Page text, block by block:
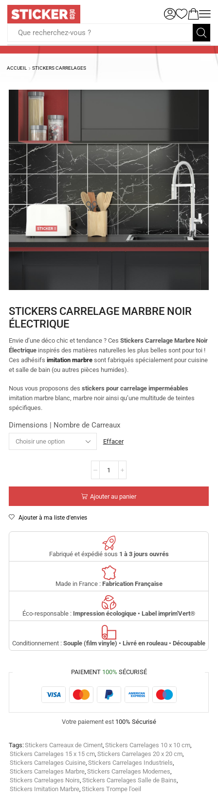
Que recherchez-vous ?
ACCUEIL STICKERS CARRELAGES
STICKERS CARRELAGE MARBRE NOIR
ÉLECTRIQUE
Envie d’une déco chic et tendance ? Ces Stickers Carrelage Marbre Noir
Électrique inspirés des matières naturelles les plus belles sont pour toi !
Ces adhésifs imitation marbre sont fabriqués spécialement pour cuisine
et salle de bain (ou autres pièces humides).
Nous vous proposons des stickers pour carrelage imperméables
imitation marbre blanc, marbre noir ainsi qu’une multitude de teintes
spécifiques.
Dimensions | Nombre de Carreaux
Effacer
Ajouter au panier
Ajouter à ma liste d'envies
Fabriqué et éxpédié sous 1 à 3 jours ouvrés
Made in France : Fabrication Française
Éco-responsable : Impression écologique • Label imprim'Vert®
Conditionnement : Souple (film vinyle) • Livré en rouleau • Découpable
PAIEMENT 100% SÉCURISÉ
Votre paiement est 100% Sécurisé
Tags:Stickers Carreaux de Ciment, Stickers Carrelages 10 x 10 cm,
Stickers Carrelages 15 x 15 cm, Stickers Carrelages 20 x 20 cm,
Stickers Carrelages Cuisine, Stickers Carrelages Industriels,
Stickers Carrelages Marbre, Stickers Carrelages Modernes,
Stickers Carrelages Noirs, Stickers Carrelages Salle de Bains,
Stickers Imitation Marbre, Stickers Trompe l'oeil